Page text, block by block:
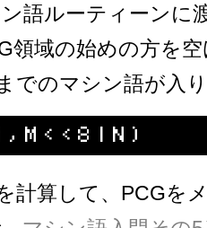
語ルーティーンに
領域の始めの方を
でのマシン語が入
計算して、PCGを